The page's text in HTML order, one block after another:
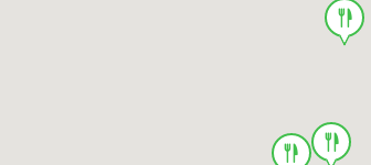
food
food
food